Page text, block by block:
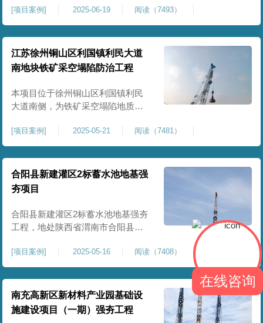
积约 20000 平方米，采用满场强夯
加固方式改善场地工程地质条件，
有效提高地基承载力、控制不均匀
沉降，满足变电站各类构支架、电
气设备及配套设施建设标准。本项
目是嵩县重要电力基础设施，投运
后优化区域电网布局，增强当
[项目案例] 2025-06-19 阅读（7493）
江苏徐州铜山区利国镇利民大道
南地块铁矿采空塌陷防治工程
本项目位于徐州铜山区利国镇利民
大道南侧，为铁矿采空塌陷地质灾
35000㎡。针对区域铁矿开采遗留的
地层松散、裂隙发育、塌陷沉降等
隐患，采用强夯工艺加固场地地
基，消除采空地质风险，提升场地
整体稳定性与承载力，彻底改善地
块建设条件，实现矿区地质灾害治
理与土地安全利用。
[项目案例] 2025-05-21 阅读（7481）
合阳县新建灌区2标蓄水池地基强
夯项目
合阳县新建灌区2标蓄水池地基强夯
工程，地处陕西省渭南市合阳县，
的关键前置工程，主要服务于片区
农业灌溉蓄水配套建设，为后续蓄
水池主体施工筑牢地基基础，保障
灌区水利设施长期稳定运行。本工
程核心施工内容为蓄水池场地地基
强夯加固处理，总强夯施工面积
[项目案例] 2025-05-16 阅读（7408）
南充高新区新材料产业园基础设
施建设项目（一期）强夯工程
在线咨询